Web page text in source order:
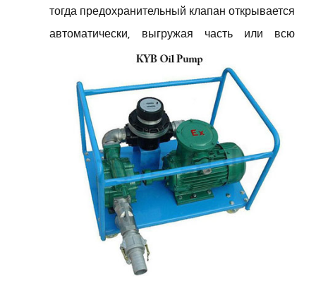
тогда предохранительный клапан открывается
автоматически, выгружая часть или всю